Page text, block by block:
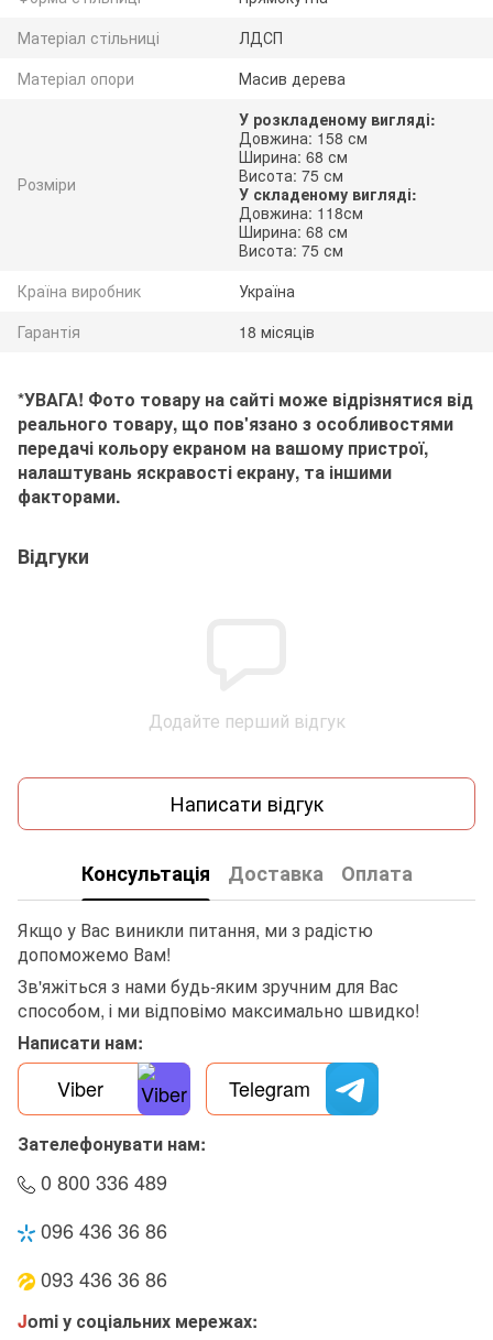
Матеріал стільниці
ЛДСП
Матеріал опори
Масив дерева
Розміри
У розкладеному вигляді:
Довжина: 158 см
Ширина: 68 см
Висота: 75 см
У складеному вигляді:
Довжина: 118см
Ширина: 68 см
Висота: 75 см
Країна виробник
Україна
Гарантія
18 місяців
*УВАГА! Фото товару на сайті може відрізнятися від
реального товару, що пов'язано з особливостями
передачі кольору екраном на вашому пристрої,
налаштувань яскравості екрану, та іншими
факторами.
Відгуки
Додайте перший відгук
Написати відгук
Консультація Доставка Оплата
Якщо у Вас виникли питання, ми з радістю
допоможемо Вам!
Зв'яжіться з нами будь-яким зручним для Вас
способом, і ми відповімо максимально швидко!
Написати нам:
Viber Telegram
Зателефонувати нам:
0 800 336 489
096 436 36 86
093 436 36 86
Jomi у соціальних мережах: